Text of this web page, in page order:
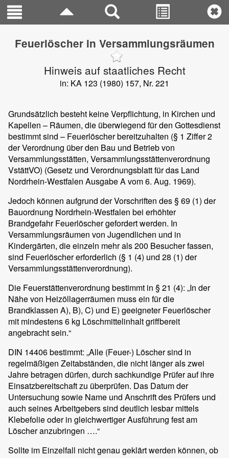
Feuerlöscher in Versammlungsräumen
Hinweis auf staatliches Recht
in: KA 123 (1980) 157, Nr. 221
Grundsätzlich besteht keine Verpflichtung, in Kirchen und
Kapellen – Räumen, die überwiegend für den Gottesdienst
bestimmt sind – Feuerlöscher bereitzuhalten (§ 1 Ziffer 2
der Verordnung über den Bau und Betrieb von
Versammlungsstätten, Versammlungsstättenverordnung
VstättVO) (Gesetz und Verordnungsblatt für das Land
Nordrhein-Westfalen Ausgabe A vom 6. Aug. 1969).
Jedoch können aufgrund der Vorschriften des § 69 (1) der
Bauordnung Nordrhein-Westfalen bei erhöhter
Brandgefahr Feuerlöscher gefordert werden. In
Versammlungsräumen von Jugendlichen und in
Kindergärten, die einzeln mehr als 200 Besucher fassen,
sind Feuerlöscher erforderlich (§ 1 (4) und 28 (1) der
Versammlungsstättenverordnung).
Die Feuerstättenverordnung bestimmt in § 21 (4): „In der
Nähe von Heizöllagerräumen muss ein für die
Brandklassen A), B), C) und E) geeigneter Feuerlöscher
mit mindestens 6 kg Löschmittelinhalt griffbereit
angebracht sein.“
DIN 14406 bestimmt: „Alle (Feuer-) Löscher sind in
regelmäßigen Zeitabständen, die nicht länger als zwei
Jahre betragen dürfen, durch sachkundige Prüfer auf ihre
Einsatzbereitschaft zu überprüfen. Das Datum der
Untersuchung sowie Name und Anschrift des Prüfers und
auch seines Arbeitgebers sind deutlich lesbar mittels
Klebefolie oder in gleichwertiger Ausführung fest am
Löscher anzubringen ….“
Sollte im Einzelfall nicht genau geklärt werden können, ob